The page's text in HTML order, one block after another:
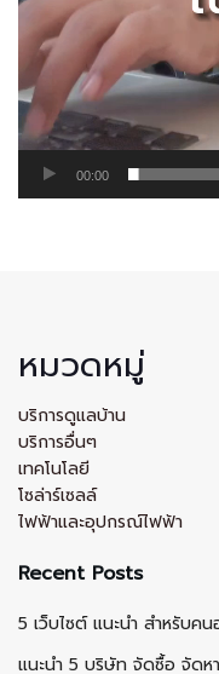
00:00
หมวดหมู่
บริการดูแลบ้าน
บริการอื่นๆ
เทคโนโลยี
โซล่าร์เซลล์
ไฟฟ้าและอุปกรณ์ไฟฟ้า
Recent Posts
5 เว็บไซต์ แนะนำ สำหรับค
แนะนำ 5 บริษัท จัดซื้อ จัด